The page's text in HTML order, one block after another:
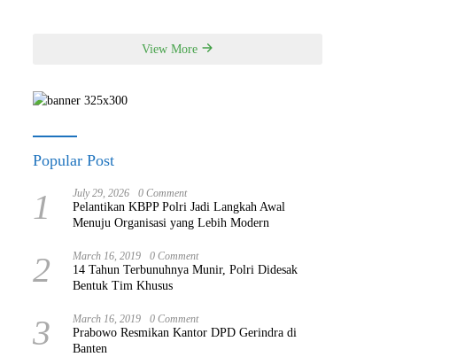
View More
Popular Post
1 July 29, 2026 0 Comment
Pelantikan KBPP Polri Jadi Langkah Awal
Menuju Organisasi yang Lebih Modern
2 March 16, 2019 0 Comment
14 Tahun Terbunuhnya Munir, Polri Didesak
Bentuk Tim Khusus
3 March 16, 2019 0 Comment
Prabowo Resmikan Kantor DPD Gerindra di
Banten